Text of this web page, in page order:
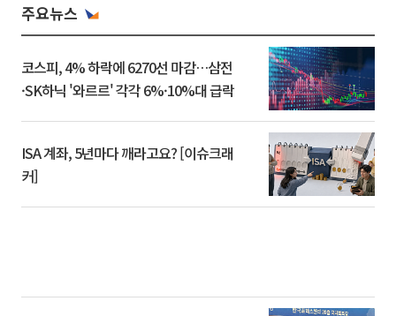
주요뉴스
코스피, 4% 하락에 6270선 마감…삼전
·SK하닉 '와르르' 각각 6%·10%대 급락
ISA 계좌, 5년마다 깨라고요? [이슈크래
커]